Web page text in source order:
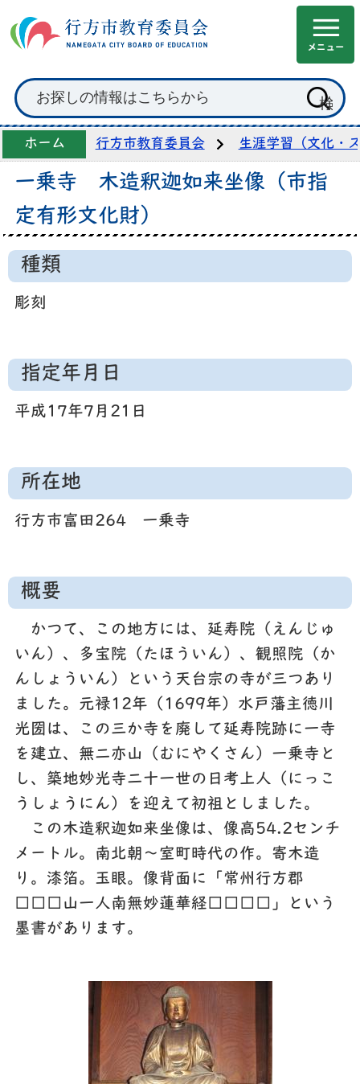
ホーム 行方市教育委員会 生涯学習（文化・
一乗寺 木造釈迦如来坐像（市指
定有形文化財）
種類
彫刻
指定年月日
平成17年7月21日
所在地
行方市富田264 一乗寺
概要
かつて、この地方には、延寿院（えんじゅ
いん）、多宝院（たほういん）、観照院（か
んしょういん）という天台宗の寺が三つあり
ました。元禄12年（1699年）水戸藩主徳川
光圀は、この三か寺を廃して延寿院跡に一寺
を建立、無二亦山（むにやくさん）一乗寺と
し、築地妙光寺二十一世の日考上人（にっこ
うしょうにん）を迎えて初祖としました。
この木造釈迦如来坐像は、像高54.2センチ
メートル。南北朝～室町時代の作。寄木造
り。漆箔。玉眼。像背面に「常州行方郡
□□□山一人南無妙蓮華経□□□□」という
墨書があります。